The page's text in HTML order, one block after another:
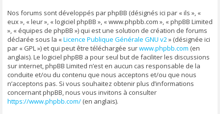
Nos forums sont développés par phpBB (désignés ici par « ils », «
eux », « leur », « logiciel phpBB », « www.phpbb.com », « phpBB Limited
», « équipes de phpBB ») qui est une solution de création de forums
déclarée sous la «Licence Publique Générale GNU v2» (désignée ici
par « GPL ») et qui peut être téléchargée surwww.phpbb.com (en
anglais). Le logiciel phpBB a pour seul but de faciliter les discussions
sur internet, phpBB Limited n’est en aucun cas responsable de la
conduite et/ou du contenu que nous acceptons et/ou que nous
n’acceptons pas. Si vous souhaitez obtenir plus d’informations
concernant phpBB, nous vous invitons à consulter
https://www.phpbb.com/ (en anglais).